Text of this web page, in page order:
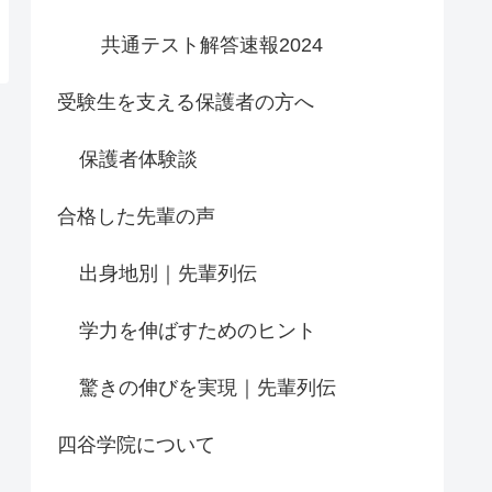
共通テスト解答速報2024
受験生を支える保護者の方へ
保護者体験談
合格した先輩の声
出身地別｜先輩列伝
学力を伸ばすためのヒント
驚きの伸びを実現｜先輩列伝
四谷学院について